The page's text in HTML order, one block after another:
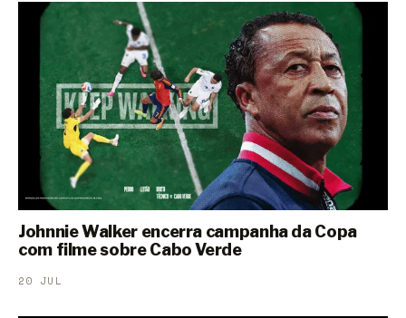
Johnnie Walker encerra campanha da Copa
com filme sobre Cabo Verde
20 JUL